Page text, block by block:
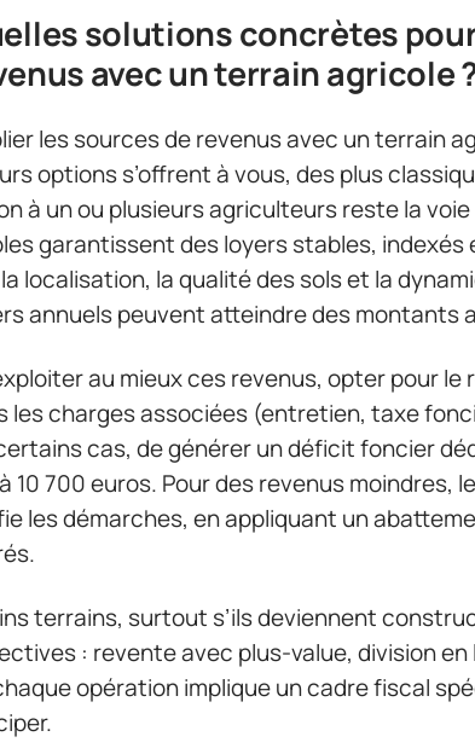
solutions concrètes
avec un terrain agricole
les sources de revenus avec un terrain
options s’offrent à vous, des plus
à un ou plusieurs agriculteurs reste la
garantissent des loyers stables, indexés
localisation, la qualité des sols et la
annuels peuvent atteindre des montants
au mieux ces revenus, opter pour le
les charges associées (entretien, taxe
cas, de générer un déficit foncier
10 700 euros. Pour des revenus moindres,
les démarches, en appliquant un
terrains, surtout s’ils deviennent
: revente avec plus-value, division
opération implique un cadre fiscal